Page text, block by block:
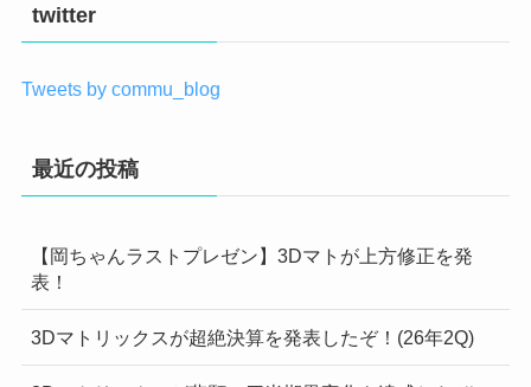
twitter
Tweets by commu_blog
最近の投稿
【岡ちゃんラストプレゼン】3Dマトが上方修正を発
表！
3Dマトリックスが超絶決算を発表したぞ！(26年2Q)